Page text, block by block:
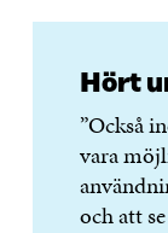
Hört
”Också
vara
och att